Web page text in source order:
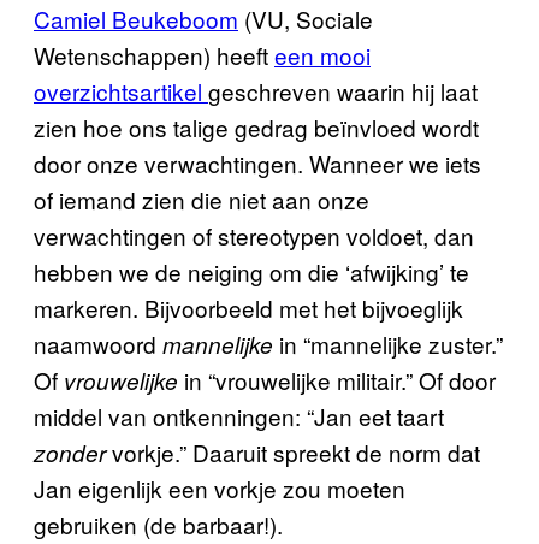
Camiel Beukeboom (VU, Sociale
Wetenschappen) heefteen mooi
overzichtsartikel geschreven waarin hij laat
zien hoe ons talige gedrag beïnvloed wordt
door onze verwachtingen. Wanneer we iets
of iemand zien die niet aan onze
verwachtingen of stereotypen voldoet, dan
hebben we de neiging om die ‘afwijking’ te
markeren. Bijvoorbeeld met het bijvoeglijk
naamwoord mannelijke in “mannelijke zuster.”
Of vrouwelijke in “vrouwelijke militair.” Of door
middel van ontkenningen: “Jan eet taart
zondervorkje.” Daaruit spreekt de norm dat
Jan eigenlijk een vorkje zou moeten
gebruiken (de barbaar!).